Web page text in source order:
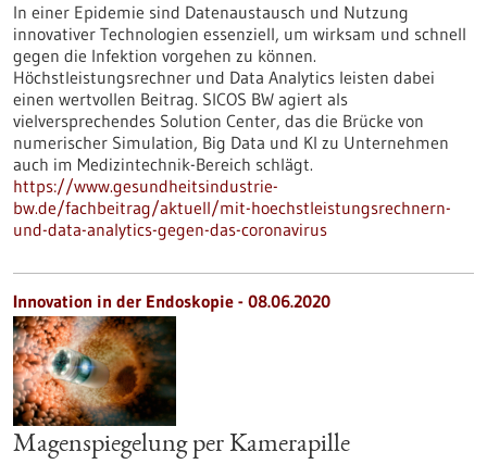
In einer Epidemie sind Datenaustausch und Nutzung
innovativer Technologien essenziell, um wirksam und schnell
gegen die Infektion vorgehen zu können.
Höchstleistungsrechner und Data Analytics leisten dabei
einen wertvollen Beitrag. SICOS BW agiert als
vielversprechendes Solution Center, das die Brücke von
numerischer Simulation, Big Data und KI zu Unternehmen
auch im Medizintechnik-Bereich schlägt.
https://www.gesundheitsindustrie-
bw.de/fachbeitrag/aktuell/mit-hoechstleistungsrechnern-
und-data-analytics-gegen-das-coronavirus
Innovation in der Endoskopie - 08.06.2020
Magenspiegelung per Kamerapille